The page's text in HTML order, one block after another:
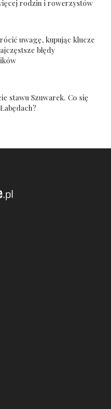
rodzin i rowerzystów
uwagę, kupując klucze
błędy
stawu Szuwarek. Co się